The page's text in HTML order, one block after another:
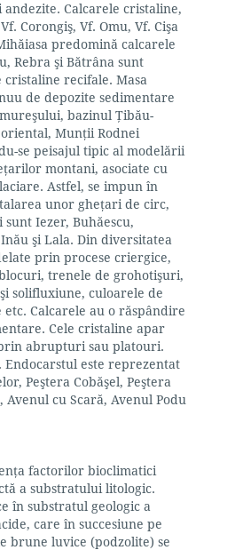
Calcarele cristaline,
Corongiş, Vf. Omu, Vf. Cişa
predomină calcarele
Rebra şi Bătrâna sunt
recifale. Masa
de depozite sedimentare
bazinul Ţibău-
Munţii Rodnei
se peisajul tipic al modelării
montani, asociate cu
Astfel, se impun în
unor gheţari de circ,
Iezer, Buhăescu,
şi Lala. Din diversitatea
prin procese criergice,
trenele de grohotişuri,
solifluxiune, culoarele de
Calcarele au o răspândire
Cele cristaline apar
abrupturi sau platouri.
este reprezentat
Peştera Cobăşel, Peştera
cu Scară, Avenul Podu
factorilor bioclimatici
a substratului litologic.
în substratul geologic a
care în succesiune pe
brune luvice (podzolite) se